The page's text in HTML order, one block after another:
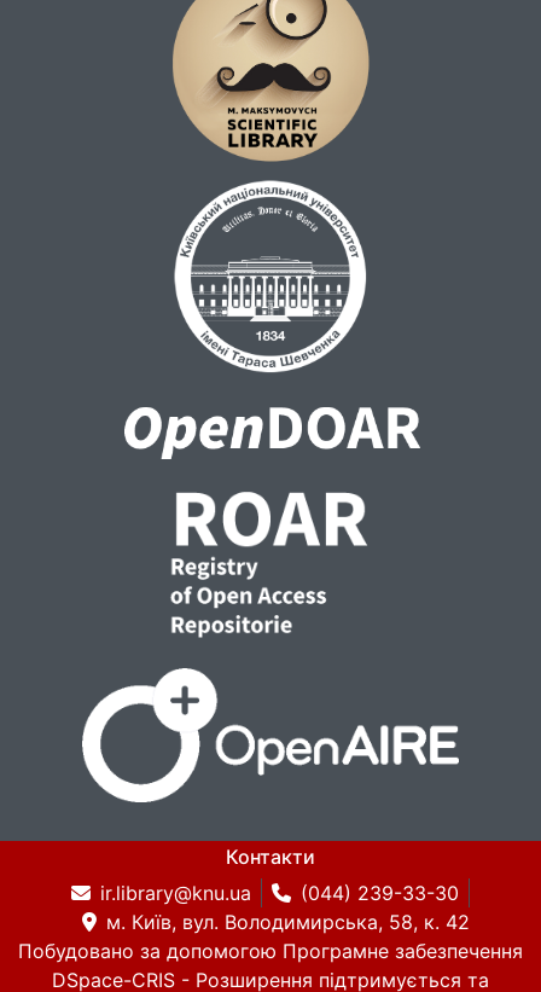
Контакти
ir.library@knu.ua
(044) 239-33-30
м. Київ, вул. Володимирська, 58, к. 42
Побудовано за допомогою Програмне забезпечення
DSpace-CRIS - Розширення підтримується та